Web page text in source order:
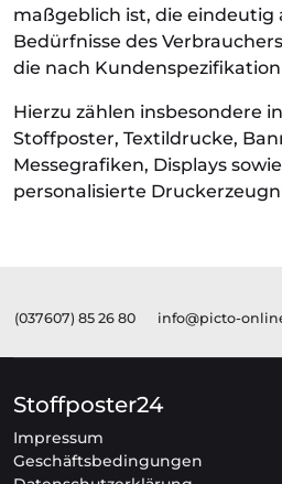
maßgeblich ist, die eindeutig
Bedürfnisse des
die nach
Hierzu zählen insbesondere
Stoffposter, Textildrucke,
Messegrafiken, Displays
personalisierte
(037607) 85 26 80 info@picto-
Stoffposter24
Impressum
Geschäftsbedingungen